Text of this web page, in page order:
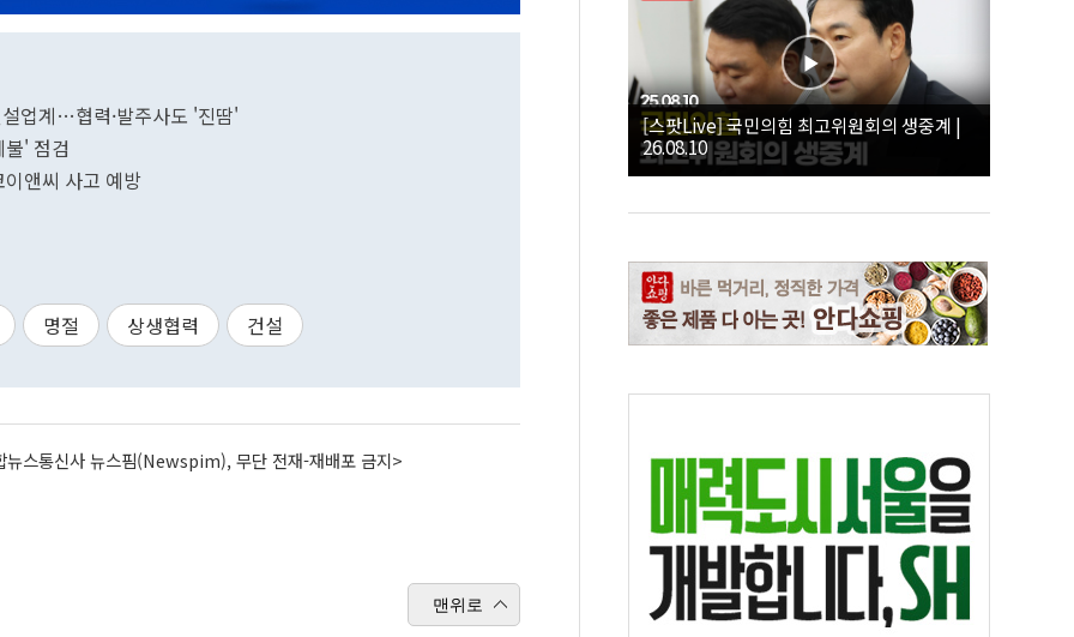
업계…협력·발주사도 '진땀'
' 점검
앤씨 사고 예방
명절 상생협력 건설
뉴스통신사 뉴스핌(Newspim), 무단 전재-재배포 금지>
맨위로
[스팟Live] 국민의힘 최고위원회의 생중계 |
26.08.10